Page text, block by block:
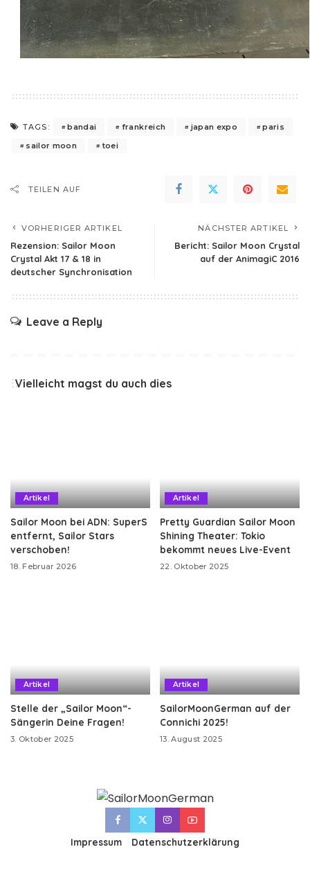
TAGS: bandai frankreich japan expo
paris
sailor moon
toei
TEILEN AUF
VORHERIGER ARTIKEL
Rezension: Sailor Moon
Crystal Akt 17 & 18 in
deutscher Synchronisation
NÄCHSTER ARTIKEL
Bericht: Sailor Moon Crystal
auf der AnimagiC 2016
Leave a Reply
Vielleicht magst du auch dies
Artikel
Sailor Moon bei ADN: SuperS
entfernt, Sailor Stars
verschoben!
18. Februar 2026
Artikel
Pretty Guardian Sailor Moon
Shining Theater: Tokio
bekommt neues Live-Event
22. Oktober 2025
Artikel
Stelle der „Sailor Moon“-
Sängerin Deine Fragen!
3. Oktober 2025
Artikel
SailorMoonGerman auf der
Connichi 2025!
13. August 2025
Impressum Datenschutzerklärung